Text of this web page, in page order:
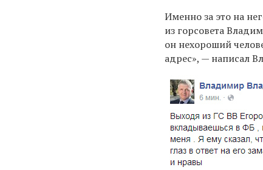
Именно за это на
из горсовета
он нехороший
адрес», — написал